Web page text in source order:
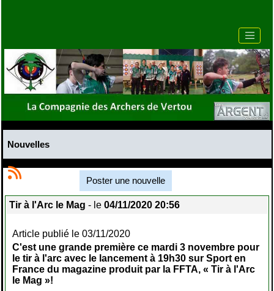
Nouvelles
Poster une nouvelle
Tir à l'Arc le Mag - le 04/11/2020 20:56
Article publié le 03/11/2020
C'est une grande première ce mardi 3 novembre pour
le tir à l'arc avec le lancement à 19h30 sur Sport en
France du magazine produit par la FFTA, « Tir à l'Arc
le Mag »!